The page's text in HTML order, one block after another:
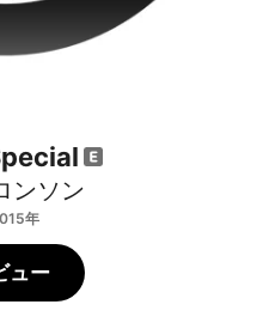
ンソン
年
ュー